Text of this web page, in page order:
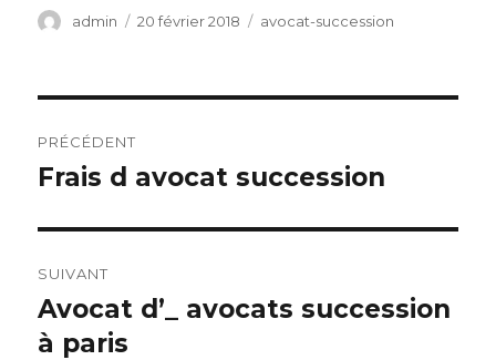
Auteur
admin
Publié
20 février 2018 Catégories
avocat-succession
de
PRÉCÉDENT
Article
Frais d avocat succession
SUIVANT
Article
suivant :
Avocat d’_ avocats succession
à paris